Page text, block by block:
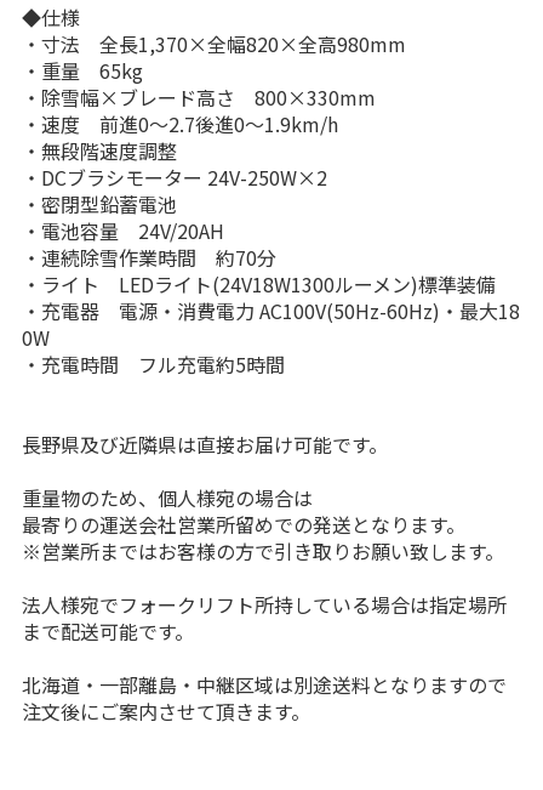
◆仕様
・寸法 全長1,370×全幅820×全高980mm
・重量 65kg
・除雪幅×ブレード高さ 800×330mm
・速度 前進0〜2.7後進0〜1.9km/h
・無段階速度調整
・DCブラシモーター 24V-250W×2
・密閉型鉛蓄電池
・電池容量 24V/20AH
・連続除雪作業時間 約70分
・ライト LEDライト(24V18W1300ルーメン)標準装備
・充電器 電源・消費電力 AC100V(50Hz-60Hz)・最大18
0W
・充電時間 フル充電約5時間
長野県及び近隣県は直接お届け可能です。
重量物のため、個人様宛の場合は
最寄りの運送会社営業所留めでの発送となります。
※営業所まではお客様の方で引き取りお願い致します。
法人様宛でフォークリフト所持している場合は指定場所
まで配送可能です。
北海道・一部離島・中継区域は別途送料となりますので
注文後にご案内させて頂きます。